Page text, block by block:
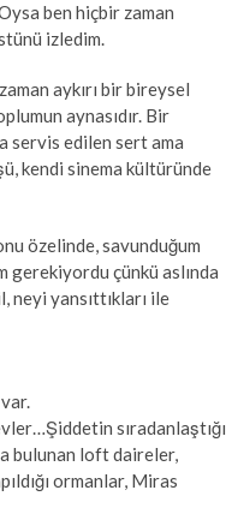
ben hiçbir zaman
izledim.
aykırı bir bireysel
aynasıdır. Bir
servis edilen sert ama
kendi sinema kültüründe
özelinde, savunduğum
gerekiyordu çünkü aslında
neyi yansıttıkları ile
sıradanlaştığı
bulunan loft daireler,
ormanlar, Miras